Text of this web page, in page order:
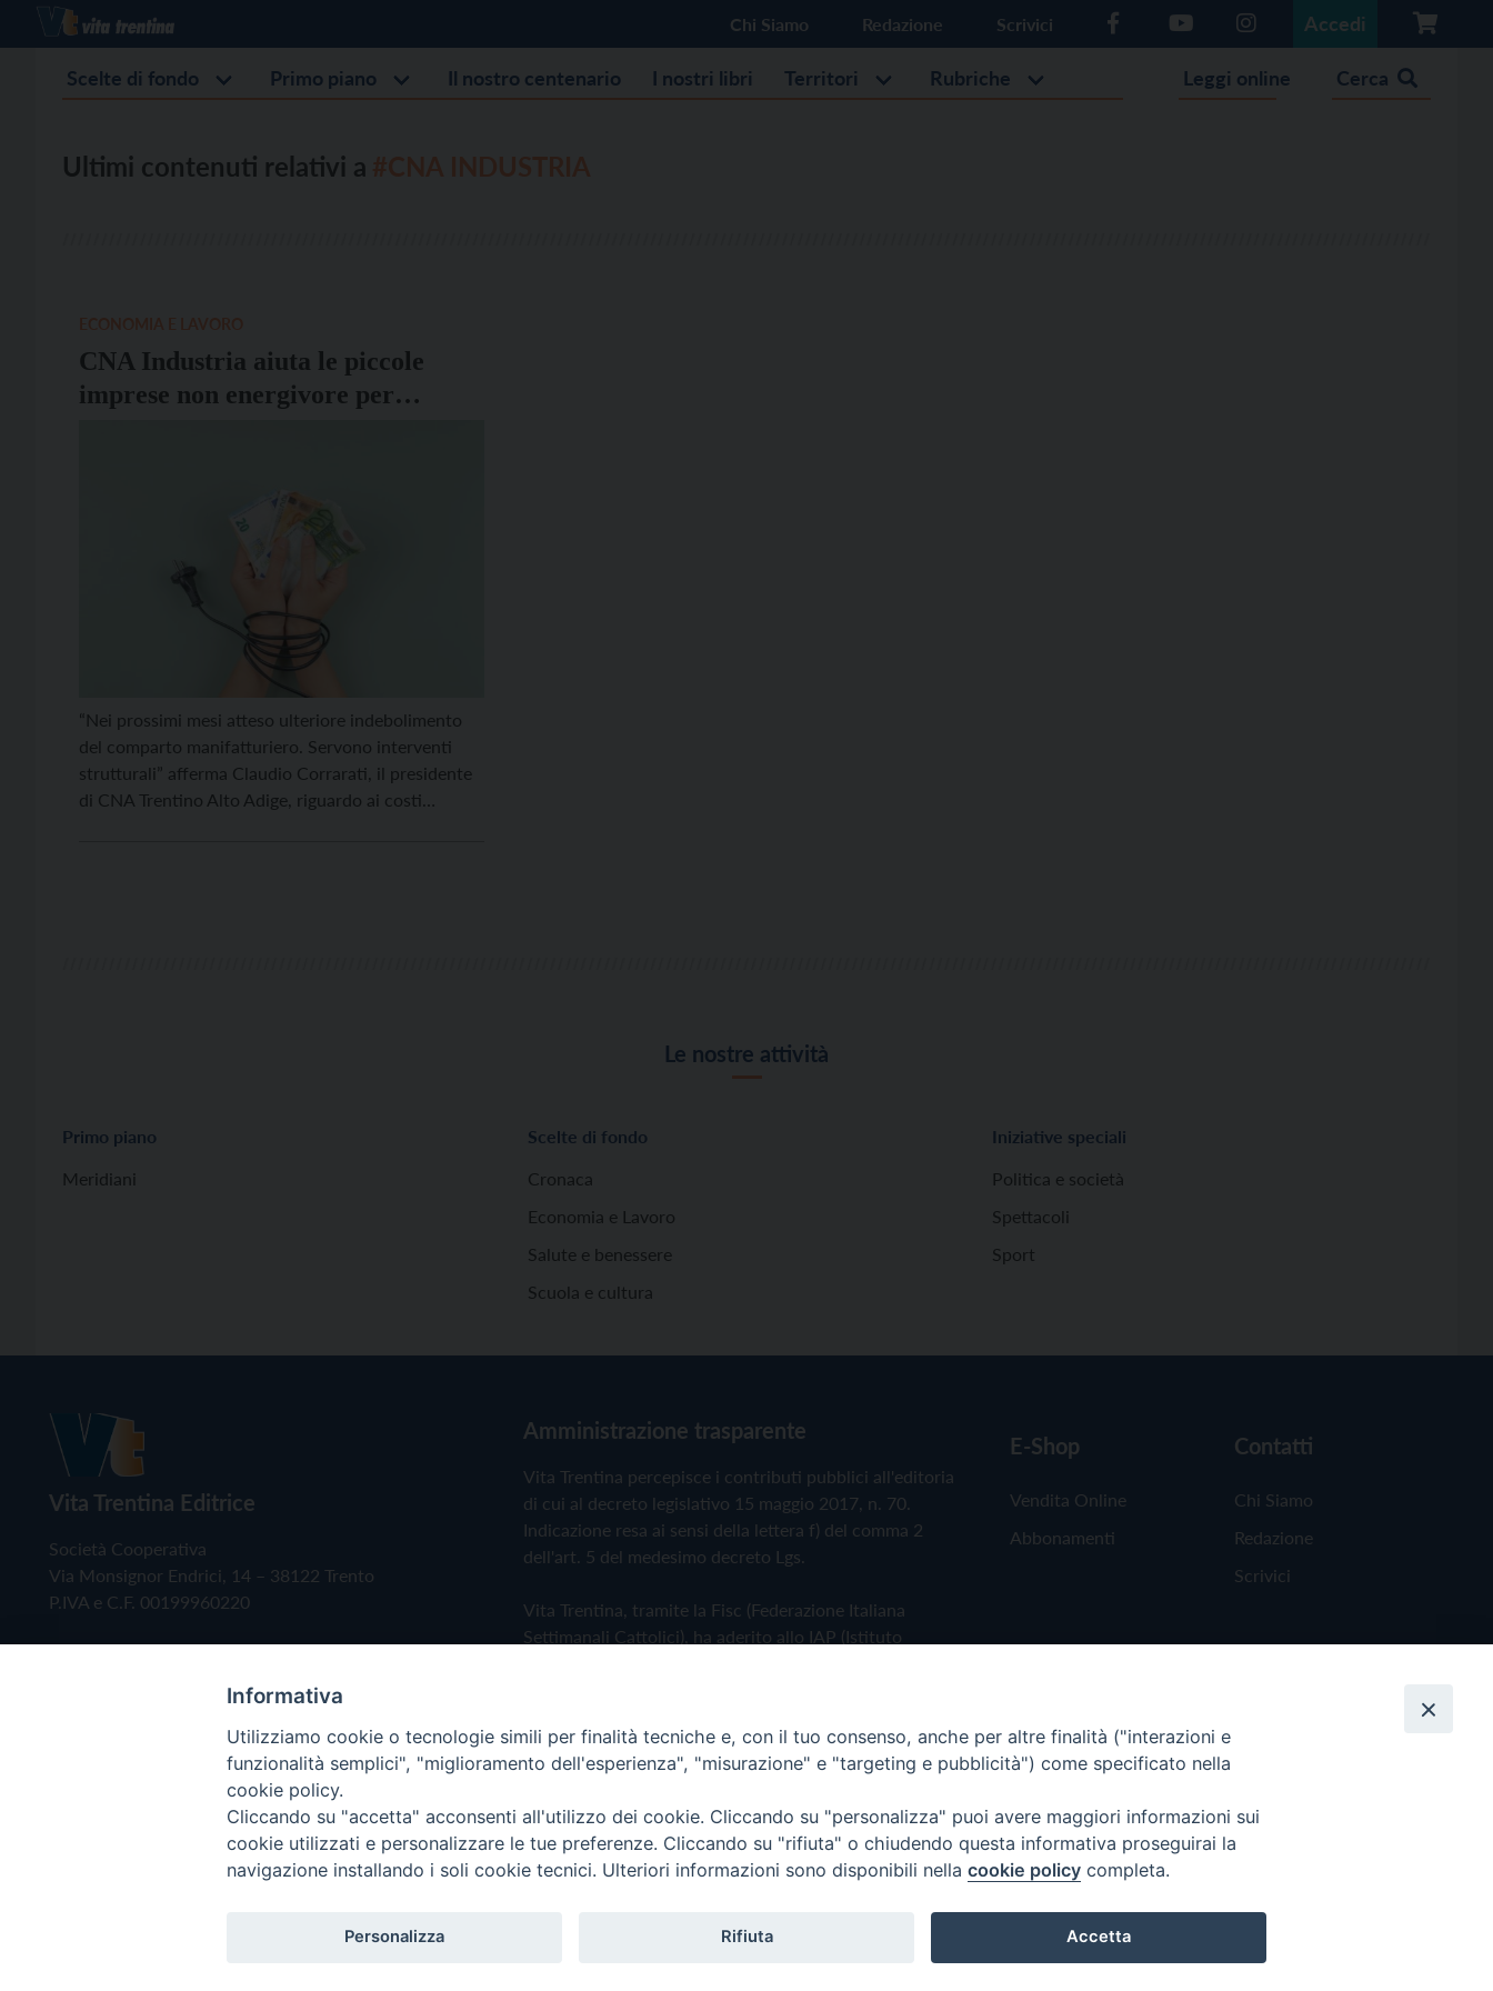
Chi Siamo Redazione Scrivici Accedi
Scelte di fondo Primo piano Il nostro centenario I nostri libri Territori Rubriche Leggi online Cerca
Ultimi contenuti relativi a
CNA Industria aiuta le piccole
imprese non energivore per
“Nei prossimi mesi atteso ulteriore indebolimento
del comparto manifatturiero. Servono interventi
strutturali” afferma Claudio Corrarati, il presidente
di CNA Trentino Alto Adige, riguardo ai costi
Le nostre attività
Primo piano
Meridiani
Scelte di fondo
Cronaca
Economia e Lavoro
Salute e benessere
Scuola e cultura
Iniziative speciali
Politica e società
Spettacoli
Sport
Vita Trentina Editrice
Società Cooperativa
Via Monsignor Endrici, 14 – 38122 Trento
P.IVA e C.F. 00199960220
Amministrazione trasparente
Vita Trentina percepisce i contributi pubblici all'editoria
di cui al decreto legislativo 15 maggio 2017, n. 70.
Indicazione resa ai sensi della lettera f) del comma 2
dell'art. 5 del medesimo decreto Lgs.
Vita Trentina, tramite la Fisc (Federazione Italiana
Settimanali Cattolici), ha aderito allo IAP (Istituto
Privacy Policy Cookie Policy
E-Shop
Vendita Online
Abbonamenti
Contatti
Chi Siamo
Redazione
Scrivici
Copyright © 2019 - Tutti i diritti riservati - Vita Trentina Editrice
Informativa
Utilizziamo cookie o tecnologie simili per finalità tecniche e, con il tuo consenso, anche per altre finalità ("interazioni e
funzionalità semplici", "miglioramento dell'esperienza", "misurazione" e "targeting e pubblicità") come specificato nella
cookie policy.
Cliccando su "accetta" acconsenti all'utilizzo dei cookie. Cliccando su "personalizza" puoi avere maggiori informazioni sui
cookie utilizzati e personalizzare le tue preferenze. Cliccando su "rifiuta" o chiudendo questa informativa proseguirai la
navigazione installando i soli cookie tecnici. Ulteriori informazioni sono disponibili nella cookie policy completa.
Personalizza Rifiuta Accetta